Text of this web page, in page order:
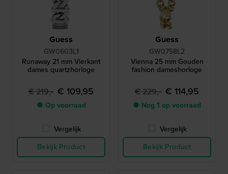
Guess
GW0603L1
Runaway 21 mm Vierkant
dames quartzhorloge
€ 219,- € 109,95
● Op voorraad
Vergelijk
Bekijk Product
Guess
GW0758L2
Vienna 25 mm Gouden
fashion dameshorloge
€ 229,- € 114,95
● Nog 1 op voorraad
Vergelijk
Bekijk Product